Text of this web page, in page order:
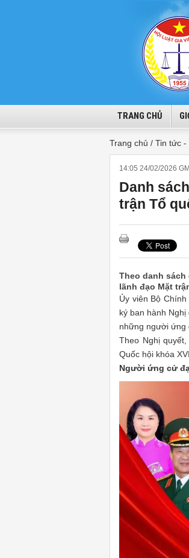
TRANG CHỦ
Trang chủ / Tin tức -
14:05 24/02/2026
Danh
trận Tổ
Theo danh
lãnh đạo Mặt
Ủy viên Bộ
ký ban hành
những người ứng
Theo Nghị
Quốc hội khóa
Người ứng cử